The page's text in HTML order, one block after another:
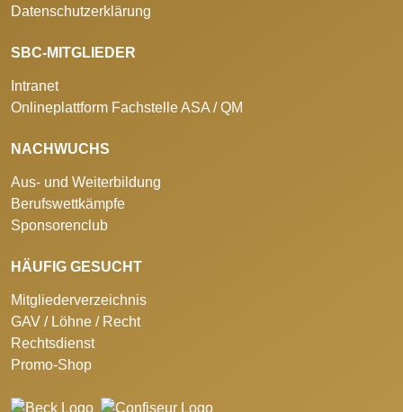
Datenschutzerklärung
SBC-MITGLIEDER
Intranet
Onlineplattform Fachstelle ASA / QM
NACHWUCHS
Aus- und Weiterbildung
Berufswettkämpfe
Sponsorenclub
HÄUFIG GESUCHT
Mitgliederverzeichnis
GAV / Löhne / Recht
Rechtsdienst
Promo-Shop